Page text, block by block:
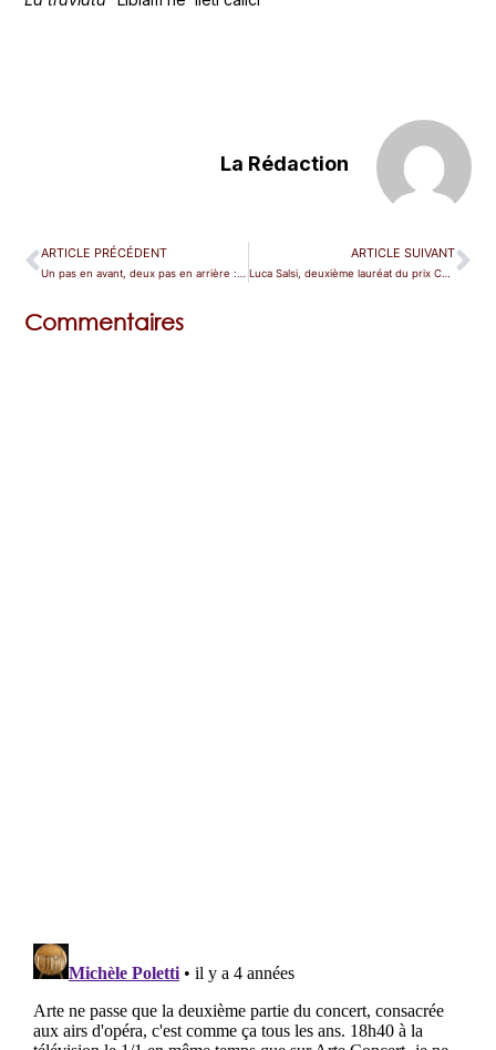
La Rédaction
ARTICLE PRÉCÉDENT ARTICLE SUIVANT
Luca Salsi, deuxième lauréat du prix Cappuccilli
Commentaires